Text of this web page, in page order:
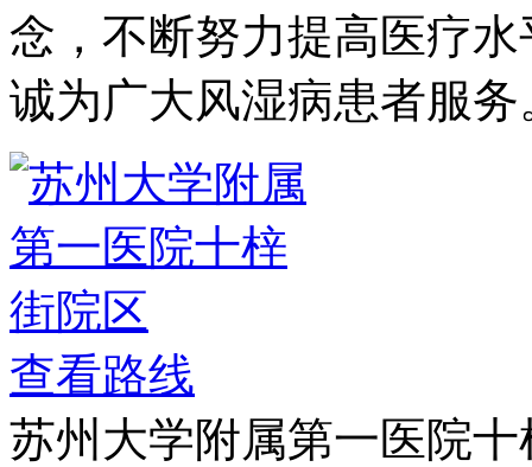
念，不断努力提高医疗
诚为广大风湿病患者服务
查看路线
苏州大学附属第一医院